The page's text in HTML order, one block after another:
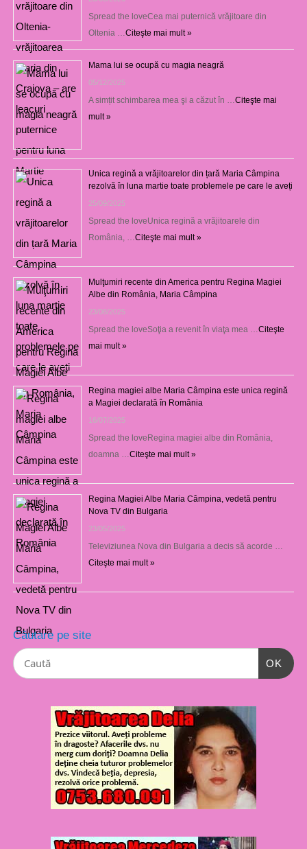
Spread the loveCea mai puternică vrăjitoare din
Oltenia …Citeşte mai mult »
Mama lui se ocupă cu magia neagră
05/12/2025
A simțit schimbarea mea şi a căzut în …Citeşte mai
mult »
Unica regină a vrăjitoarelor din țară Maria Câmpina
rezolvă în luna martie toate problemele pe care le aveți
25/09/2025
Spread the loveUnica regină a vrăjitoarele din
România, …Citeşte mai mult »
Mulţumiri recente din America pentru Regina Magiei
Albe din România, Maria Câmpina
23/08/2025
Spread the loveSoţia a revenit în viaţa mea …Citeşte
mai mult »
Regina magiei albe Maria Câmpina este unica regină
a Magiei declarată în România
16/07/2025
Spread the loveRegina magiei albe din România,
doamna …Citeşte mai mult »
Regina Magiei Albe Maria Câmpina, vedetă pentru
Nova TV din Bulgaria
23/05/2025
Televiziunea Nova din Bulgaria a decis să acorde …
Citeşte mai mult »
Căutare pe site
OK